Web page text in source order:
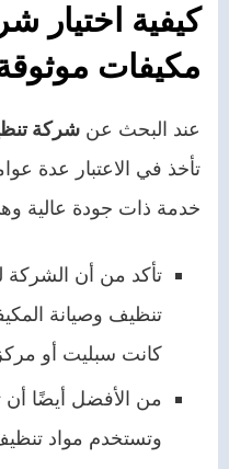
كيفية اختيار
مكيفات
عند البحث عن شركة
تأخذ في الاعتبار عدة
خدمة ذات جودة عالية
تأكد من أن الشركة
تنظيف وصيانة
كانت سبليت أو
من الأفضل أيضًا
وتستخدم مواد